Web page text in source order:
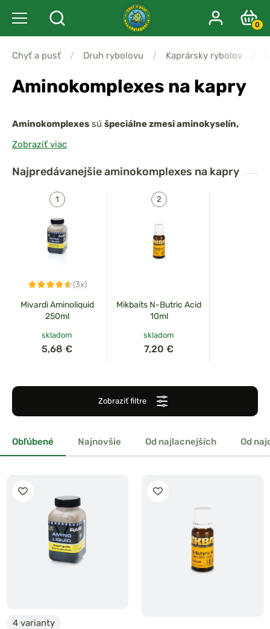
0
Chyť a pusť / Druh rybolovu / Kaprársky rybolov
Aminokomplexes na kapry
Aminokomplexes sú špeciálne zmesi aminokyselín,
enzýmov, proteínov a atraktantov
vyhľadávajú potravu bohatú na aminokyseliny, pretože
Zobraziť viac
Najpredávanejšieaminokomplexes na kapry
(3x)
Mivardi Aminoliquid
250ml
skladom
5,68 €
Mikbaits N-Butric Acid
10ml
skladom
7,20 €
Zobraziť filtre
Obľúbené Najnovšie Od najlacnejších Od
4 varianty